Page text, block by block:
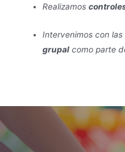
Realizamos
Intervenimos con las
grupal como parte